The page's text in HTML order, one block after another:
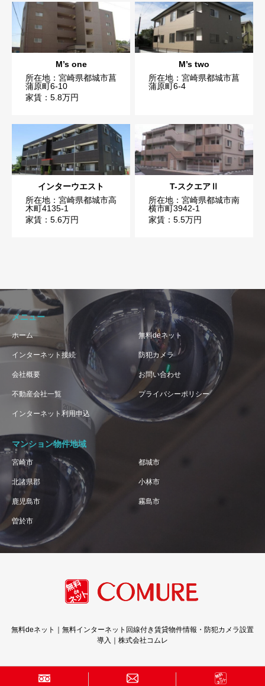
M’s one
所在地：宮崎県都城市菖
蒲原町6-10
家賃：5.8万円
M’s two
所在地：宮崎県都城市菖
蒲原町6-4
インターウエスト
所在地：宮崎県都城市高
木町4135-1
家賃：5.6万円
T-スクエアⅡ
所在地：宮崎県都城市南
横市町3942-1
家賃：5.5万円
メニュー
ホーム 無料deネット
インターネット接続 防犯カメラ
会社概要 お問い合わせ
不動産会社一覧 プライバシーポリシー
インターネット利用申込
マンション物件地域
宮崎市 都城市
北諸県郡 小林市
鹿児島市 霧島市
曽於市
無料deネット｜無料インターネット回線付き賃貸物件情報・防犯カメラ設置
導入｜株式会社コムレ